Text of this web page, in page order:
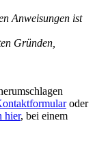
Anweisungen ist
Gründen,
oder
hier, bei einem